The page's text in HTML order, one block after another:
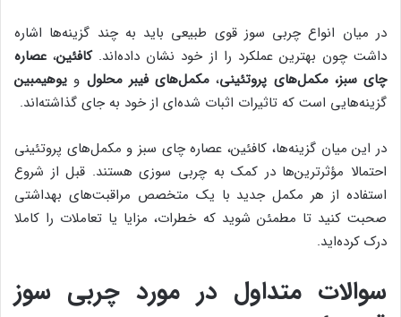
در میان انواع چربی سوز قوی طبیعی باید به چند گزینه‌ها اشاره
داشت چون بهترین عملکرد را از خود نشان داده‌اند.کافئین، عصاره
چای سبز، مکمل‌های پروتئینی، مکمل‌های فیبر محلول و یوهیمبین
گزینه‌هایی است که تاثیرات اثبات شده‌ای از خود به جای گذاشته‌اند.
در این میان گزینه‌ها، کافئین، عصاره چای سبز و مکمل‌های پروتئینی
احتمالا مؤثرترین‌ها در کمک به چربی سوزی هستند. قبل از شروع
استفاده از هر مکمل جدید با یک متخصص مراقبت‌های بهداشتی
صحبت کنید تا مطمئن شوید که خطرات، مزایا یا تعاملات را کاملا
درک کرده‌اید.
سوالات متداول در مورد چربی سوز